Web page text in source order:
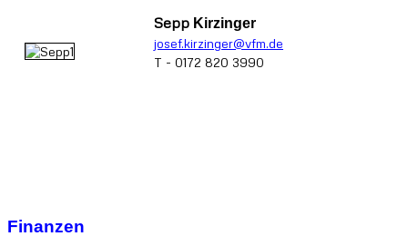
Sepp Kirzinger
josef.kirzinger@vfm.de
T - 0172 820 3990
Finanzen